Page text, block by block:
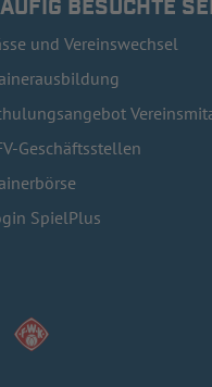
BESUCHTE
und Vereinswechsel
Geschäftsstellen
SpielPlus